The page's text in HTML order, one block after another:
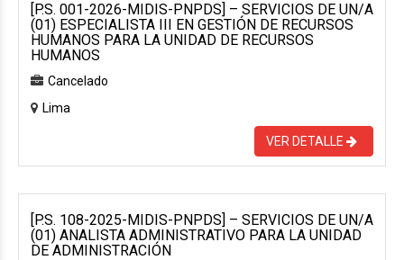
[P.S. 001-2026-MIDIS-PNPDS] – SERVICIOS DE UN/A
(01) ESPECIALISTA III EN GESTIÓN DE RECURSOS
HUMANOS PARA LA UNIDAD DE RECURSOS
HUMANOS
Cancelado
Lima
VER DETALLE
[P.S. 108-2025-MIDIS-PNPDS] – SERVICIOS DE UN/A
(01) ANALISTA ADMINISTRATIVO PARA LA UNIDAD
DE ADMINISTRACIÓN